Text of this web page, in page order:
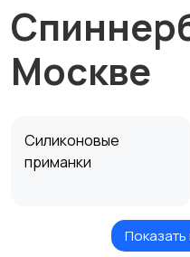
Москве
Силиконовые
приманки
Показать